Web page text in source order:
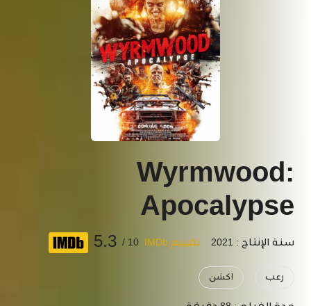
Wyrmwood:
Apocalypse
سنة الإنتاج : 2021 تقييم IMDb 10 /
5.3
رعب اكشن